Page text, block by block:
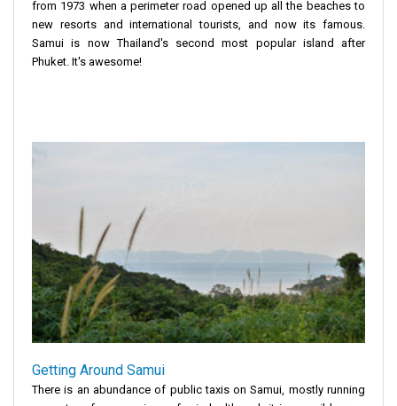
from 1973 when a perimeter road opened up all the beaches to
new resorts and international tourists, and now its famous.
Samui is now Thailand's second most popular island after
Phuket. It's awesome!
Getting Around Samui
There is an abundance of public taxis on Samui, mostly running